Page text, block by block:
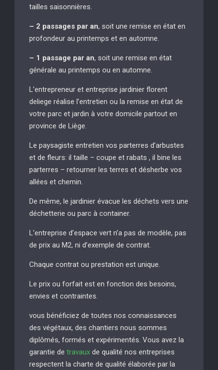
tailles saisonnières.
– 2 passages par an, soit une remise en état en
profondeur au printemps et en automne.
– 1 passage par an, soit une remise en état
générale au printemps ou en automne.
L’entrepreneur et entreprise jardinier florent
deliege réalise l’entretien ou la remise en état de
votre parc et jardin à votre domicile partout en
province de Liège.
Le paysagiste entretien vos parterres d’arbustes
et de fleurs: il taille – coupe et rabats , il bine les
parterres – retourner les terres et désherbe vos
allées et chemin.
De même, le jardinier évacue les déchets vers une
déchetterie ou parc à container.
L’entreprise d’espace vert n’a pas de modèle, pas
de prix au M2, ni d’exemple de contrat.
Chaque contrat ou prestation est unique.
Le prix ou forfait est en fonction des besoins,
envies et contraintes.
vous bénéficiez de toutes nos connaissances
des végétaux, des chantiers nous sommes
diplômés, formés et expérimentés. Vous avez la
garantie de travaux de qualité nos entreprises
respectent la charte de qualité élaborée par la